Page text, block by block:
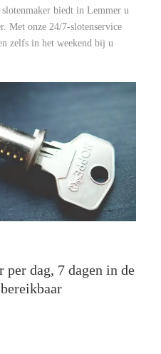
biedt in Lemmer u
Met onze 24/7-slotenservice
zelfs in het weekend bij u
per dag, 7 dagen in de